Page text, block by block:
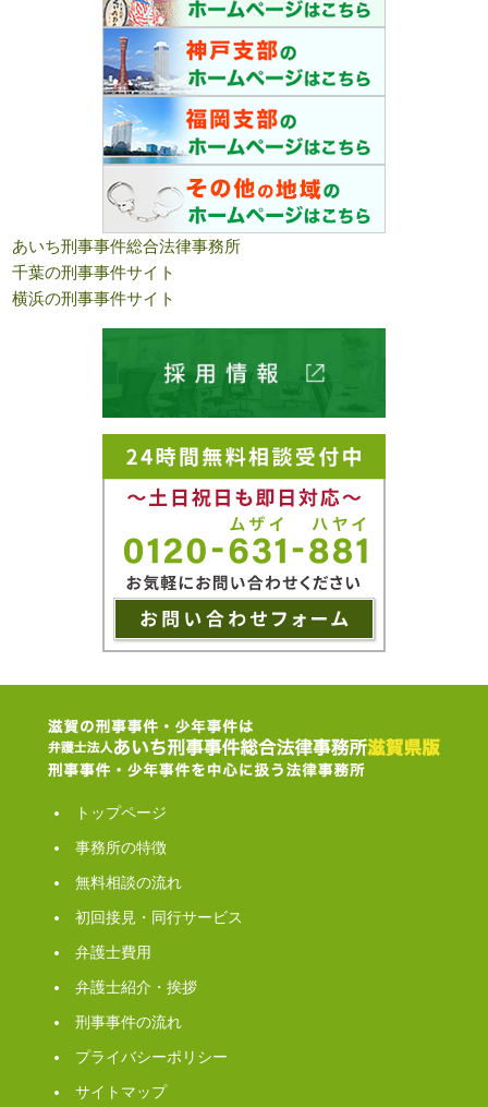
あいち刑事事件総合法律事務所
千葉の刑事事件サイト
横浜の刑事事件サイト
トップページ
事務所の特徴
無料相談の流れ
初回接見・同行サービス
弁護士費用
弁護士紹介・挨拶
刑事事件の流れ
プライバシーポリシー
サイトマップ